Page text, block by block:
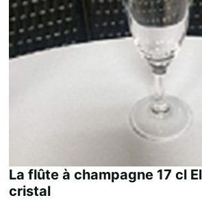
La flûte à champagne 17 cl
cristal